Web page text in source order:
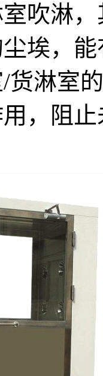
吹淋
埃，
货淋室
，阻